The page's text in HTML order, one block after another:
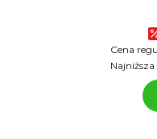
Cena
Najniższa